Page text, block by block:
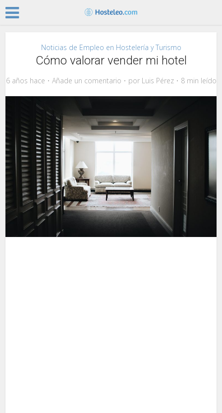
Noticias de Empleo en Hostelería y Turismo
Cómo valorar vender mi hotel
6 años hace Añade un comentario por Luis Pérez 8 min leído